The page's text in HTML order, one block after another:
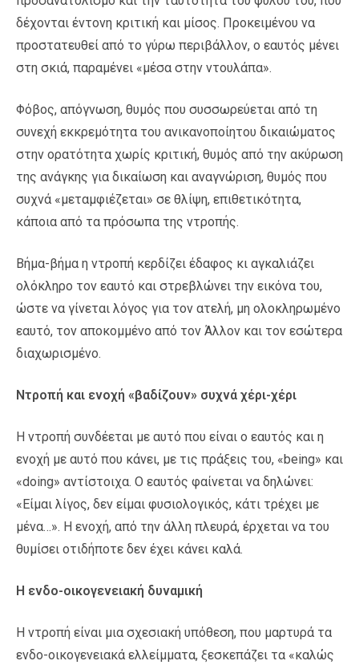
δέχονται έντονη κριτική και μίσος. Προκειμένου να
προστατευθεί από το γύρω περιβάλλον, ο εαυτός μένει
στη σκιά, παραμένει «μέσα στην ντουλάπα».
Φόβος, απόγνωση, θυμός που συσσωρεύεται από τη
συνεχή εκκρεμότητα του ανικανοποίητου δικαιώματος
στην ορατότητα χωρίς κριτική, θυμός από την ακύρωση
της ανάγκης για δικαίωση και αναγνώριση, θυμός που
συχνά «μεταμφιέζεται» σε θλίψη, επιθετικότητα,
κάποια από τα πρόσωπα της ντροπής.
Βήμα-βήμα η ντροπή κερδίζει έδαφος κι αγκαλιάζει
ολόκληρο τον εαυτό και στρεβλώνει την εικόνα του,
ώστε να γίνεται λόγος για τον ατελή, μη ολοκληρωμένο
εαυτό, τον αποκομμένο από τον Άλλον και τον εσώτερα
διαχωρισμένο.
Ντροπή και ενοχή «βαδίζουν» συχνά χέρι-χέρι
Η ντροπή συνδέεται με αυτό που είναι ο εαυτός και η
ενοχή με αυτό που κάνει, με τις πράξεις του, «being» και
«doing» αντίστοιχα. Ο εαυτός φαίνεται να δηλώνει:
«Είμαι λίγος, δεν είμαι φυσιολογικός, κάτι τρέχει με
μένα…». Η ενοχή, από την άλλη πλευρά, έρχεται να του
θυμίσει οτιδήποτε δεν έχει κάνει καλά.
Η ενδο-οικογενειακή δυναμική
Η ντροπή είναι μια σχεσιακή υπόθεση, που μαρτυρά τα
ενδο-οικογενειακά ελλείμματα, ξεσκεπάζει τα «καλώς